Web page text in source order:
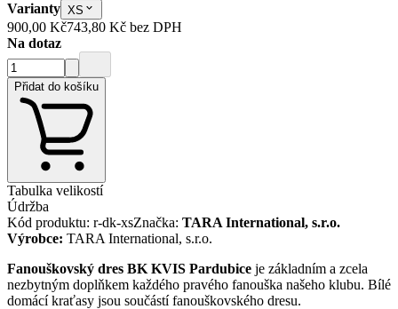
Varianty XS
900,00 Kč743,80 Kč bez DPH
Na dotaz
Přidat do košíku
Tabulka velikostí
Údržba
Kód produktu: r-dk-xsZnačka: TARA International, s.r.o.
Výrobce: TARA International, s.r.o.
Fanouškovský dres BK KVIS Pardubice je základním a zcela
nezbytným doplňkem každého pravého fanouška našeho klubu. Bílé
domácí kraťasy jsou součástí fanouškovského dresu.